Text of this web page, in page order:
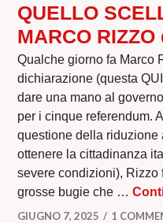
QUELLO
MARCO
Qualche giorno fa Marco
dichiarazione (questa
dare una mano al
per i cinque referendum.
questione della
ottenere la cittadinanza
severe condizioni), Rizzo
grosse bugie che …
GIUGNO 7, 2025 1